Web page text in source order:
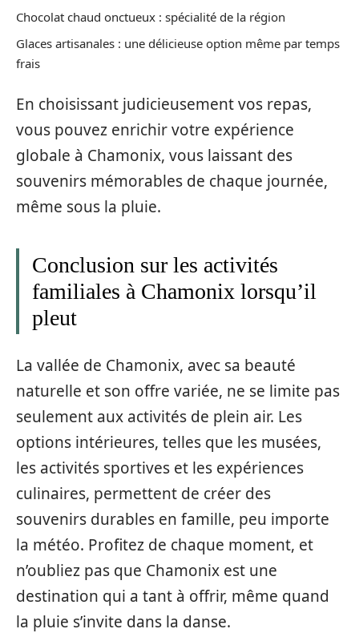
Chocolat chaud onctueux : spécialité de la région
Glaces artisanales : une délicieuse option même par temps
frais
En choisissant judicieusement vos repas,
vous pouvez enrichir votre expérience
globale à Chamonix, vous laissant des
souvenirs mémorables de chaque journée,
même sous la pluie.
Conclusion sur les activités
familiales à Chamonix lorsqu’il
pleut
La vallée de Chamonix, avec sa beauté
naturelle et son offre variée, ne se limite pas
seulement aux activités de plein air. Les
options intérieures, telles que les musées,
les activités sportives et les expériences
culinaires, permettent de créer des
souvenirs durables en famille, peu importe
la météo. Profitez de chaque moment, et
n’oubliez pas que Chamonix est une
destination qui a tant à offrir, même quand
la pluie s’invite dans la danse.